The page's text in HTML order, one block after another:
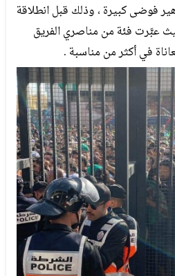
فوضى كبيرة ، وذلك قبل انطلاقة
عبَّرت فئة من مناصري الفريق
في أكثر من مناسبة .